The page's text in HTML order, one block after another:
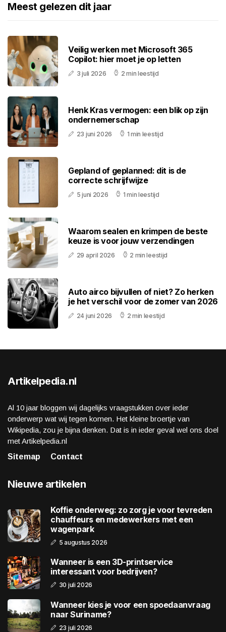
Meest gelezen dit jaar
Veilig werken met Microsoft 365
Copilot: hier moet je op letten
3 juli 2026 2 min leestijd
Henk Kras vermogen: een blik op zijn
ondernemerschap
23 juni 2026 1 min leestijd
Gepland of geplanned: dit is de
correcte schrijfwijze
5 juni 2026 1 min leestijd
Waarom sealen en krimpen de beste
keuze is voor jouw verzendingen
29 april 2026 2 min leestijd
Auto airco bijvullen of niet? Zo herken
je het verschil voor de zomer van 2026
24 juni 2026 2 min leestijd
Artikelpedia.nl
Al 10 jaar bloggen wij dagelijks vraagstukken over ieder
onderwerp wat wij tegen komen. Het kleine broertje van
Wikipedia, zou je bijna denken. Dat is in ieder geval wel ons doel
met Artikelpedia.nl
Sitemap
Contact
Nieuwe artikelen
Koffie onderweg: zo zorg je voor tevreden
chauffeurs en medewerkers met een
wagenpark
5 augustus 2026
Wanneer is een 3D-printservice
interessant voor bedrijven?
30 juli 2026
Wanneer kies je voor een spoedaanvraag
naar Suriname?
23 juli 2026